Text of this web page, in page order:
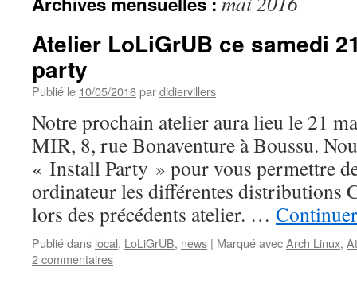
Atelier LoLiGrUB ce samedi
party
Publié le 10/05/2016pardidiervillers
Notre prochain atelier aura lieu le 21
MIR, 8, rue Bonaventure à Boussu.
« Install Party » pour vous permettre
ordinateur les différentes distributions
lors des précédents atelier. …
Publié dans local, LoLiGrUB, news | Marqué avecArch Linux,
2 commentaires